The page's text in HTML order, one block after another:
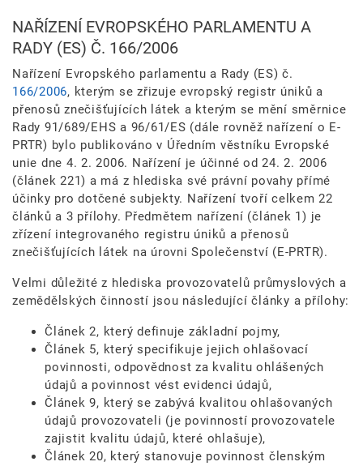
NAŘÍZENÍ EVROPSKÉHO PARLAMENTU A
RADY (ES) Č. 166/2006
Nařízení Evropského parlamentu a Rady (ES) č.
166/2006, kterým se zřizuje evropský registr úniků a
přenosů znečišťujících látek a kterým se mění směrnice
Rady 91/689/EHS a 96/61/ES (dále rovněž nařízení o E-
PRTR) bylo publikováno v Úředním věstníku Evropské
unie dne 4. 2. 2006. Nařízení je účinné od 24. 2. 2006
(článek 221) a má z hlediska své právní povahy přímé
účinky pro dotčené subjekty. Nařízení tvoří celkem 22
článků a 3 přílohy. Předmětem nařízení (článek 1) je
zřízení integrovaného registru úniků a přenosů
znečišťujících látek na úrovni Společenství (E-PRTR).
Velmi důležité z hlediska provozovatelů průmyslových a
zemědělských činností jsou následující články a přílohy:
Článek 2, který definuje základní pojmy,
Článek 5, který specifikuje jejich ohlašovací
povinnosti, odpovědnost za kvalitu ohlášených
údajů a povinnost vést evidenci údajů,
Článek 9, který se zabývá kvalitou ohlašovaných
údajů provozovateli (je povinností provozovatele
zajistit kvalitu údajů, které ohlašuje),
Článek 20, který stanovuje povinnost členským